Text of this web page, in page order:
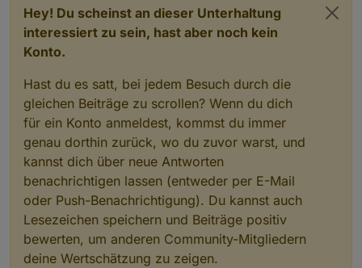
log.info("Navigiere zur
        driver.get(redirect_url)
        # Code‑Extraktion
#
parsed =
        qs = parse_qs(parsed.query)
        if "code" not in qs:
raise
        code = qs["code"][0]
log.debug("Gefundener Code: %s",
tokens = exchange_code(token_url,
log.info("✅ Refresh‑Token: %s",
log.info("✅ Access‑Token : %s",
Hey! Du scheinst an dieser Unterhaltung
interessiert zu sein, hast aber noch kein
Konto.
Hast du es satt, bei jedem Besuch durch die
gleichen Beiträge zu scrollen? Wenn du dich
für ein Konto anmeldest, kommst du immer
genau dorthin zurück, wo du zuvor warst, und
kannst dich über neue Antworten
benachrichtigen lassen (entweder per E-Mail
oder Push-Benachrichtigung). Du kannst auch
Lesezeichen speichern und Beiträge positiv
bewerten, um anderen Community-Mitgliedern
deine Wertschätzung zu zeigen.